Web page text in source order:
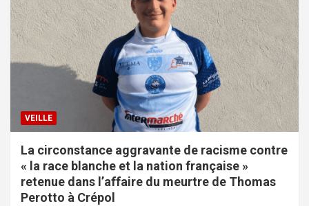
VEILLE
La circonstance aggravante de racisme contre
« la race blanche et la nation française »
retenue dans l’affaire du meurtre de Thomas
Perotto à Crépol